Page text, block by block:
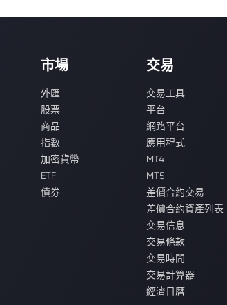
市場
外匯
股票
商品
指數
加密貨幣
ETF
債券
交易
交易工具
平台
網路平台
應用程式
MT4
MT5
差價合約交易
差價合約資產列表
交易信息
交易條款
交易時間
交易計算器
經濟日曆